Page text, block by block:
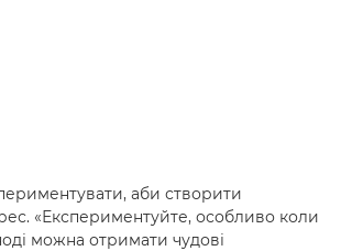
аби створити
«Експериментуйте, особливо коли
можна отримати чудові